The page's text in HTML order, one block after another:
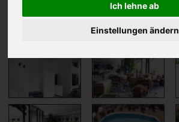
Ich lehne ab
Einstellungen ändern